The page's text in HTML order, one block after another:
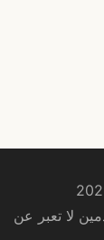
لا تعبر عن